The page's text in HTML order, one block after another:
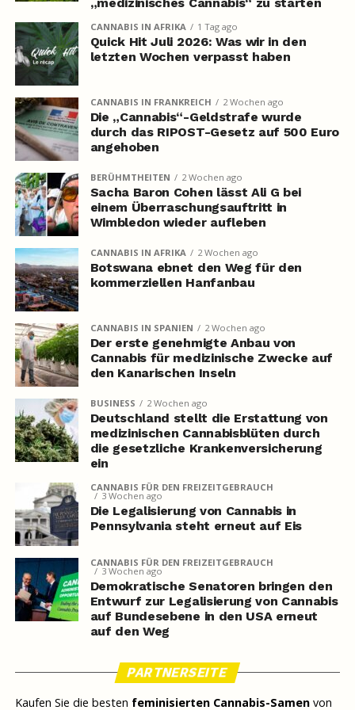
„medizinisches Cannabis“ zu starten
CANNABIS IN AFRIKA 1 Tag ago
Quick Hit Juli 2026: Was wir in den
letzten Wochen verpasst haben
CANNABIS IN FRANKREICH 2 Wochen ago
Die „Cannabis“-Geldstrafe wurde
durch das RIPOST-Gesetz auf 500 Euro
angehoben
BERÜHMTHEITEN 2 Wochen ago
Sacha Baron Cohen lässt Ali G bei
einem Überraschungsauftritt in
Wimbledon wieder aufleben
CANNABIS IN AFRIKA 2 Wochen ago
Botswana ebnet den Weg für den
kommerziellen Hanfanbau
CANNABIS IN SPANIEN 2 Wochen ago
Der erste genehmigte Anbau von
Cannabis für medizinische Zwecke auf
den Kanarischen Inseln
BUSINESS 2 Wochen ago
Deutschland stellt die Erstattung von
medizinischen Cannabisblüten durch
die gesetzliche Krankenversicherung
ein
CANNABIS FÜR DEN FREIZEITGEBRAUCH
3 Wochen ago
Die Legalisierung von Cannabis in
Pennsylvania steht erneut auf Eis
CANNABIS FÜR DEN FREIZEITGEBRAUCH
3 Wochen ago
Demokratische Senatoren bringen den
Entwurf zur Legalisierung von Cannabis
auf Bundesebene in den USA erneut
auf den Weg
PARTNERSEITE
Kaufen Sie die besten feminisierten Cannabis-Samenvon